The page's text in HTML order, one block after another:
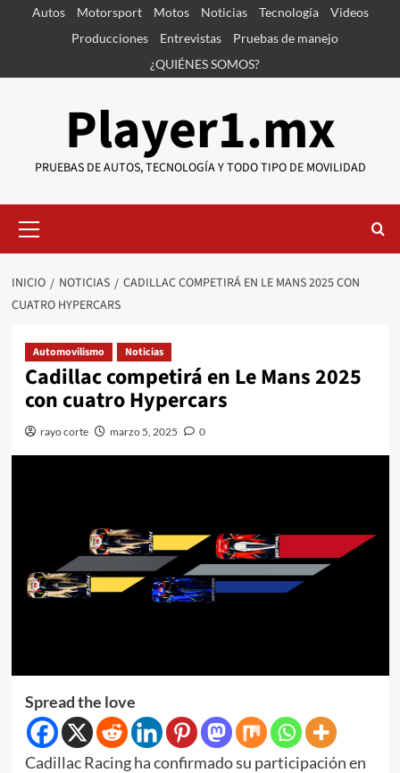
SaltarAutos Motorsport Motos Noticias Tecnología
Videos
Producciones
Entrevistas
Pruebas de manejo
¿QUIÉNES SOMOS?
Player1.mx
PRUEBAS DE AUTOS, TECNOLOGÍA Y TODO TIPO DE MOVILIDAD
primario
INICIO NOTICIAS
CADILLAC COMPETIRÁ EN LE MANS 2025 CON
CUATRO HYPERCARS
Automovilismo Noticias
Cadillac competirá en Le Mans 2025
con cuatro Hypercars
rayo corte marzo 5, 2025 0
Spread the love
Cadillac Racing ha confirmado su participación en